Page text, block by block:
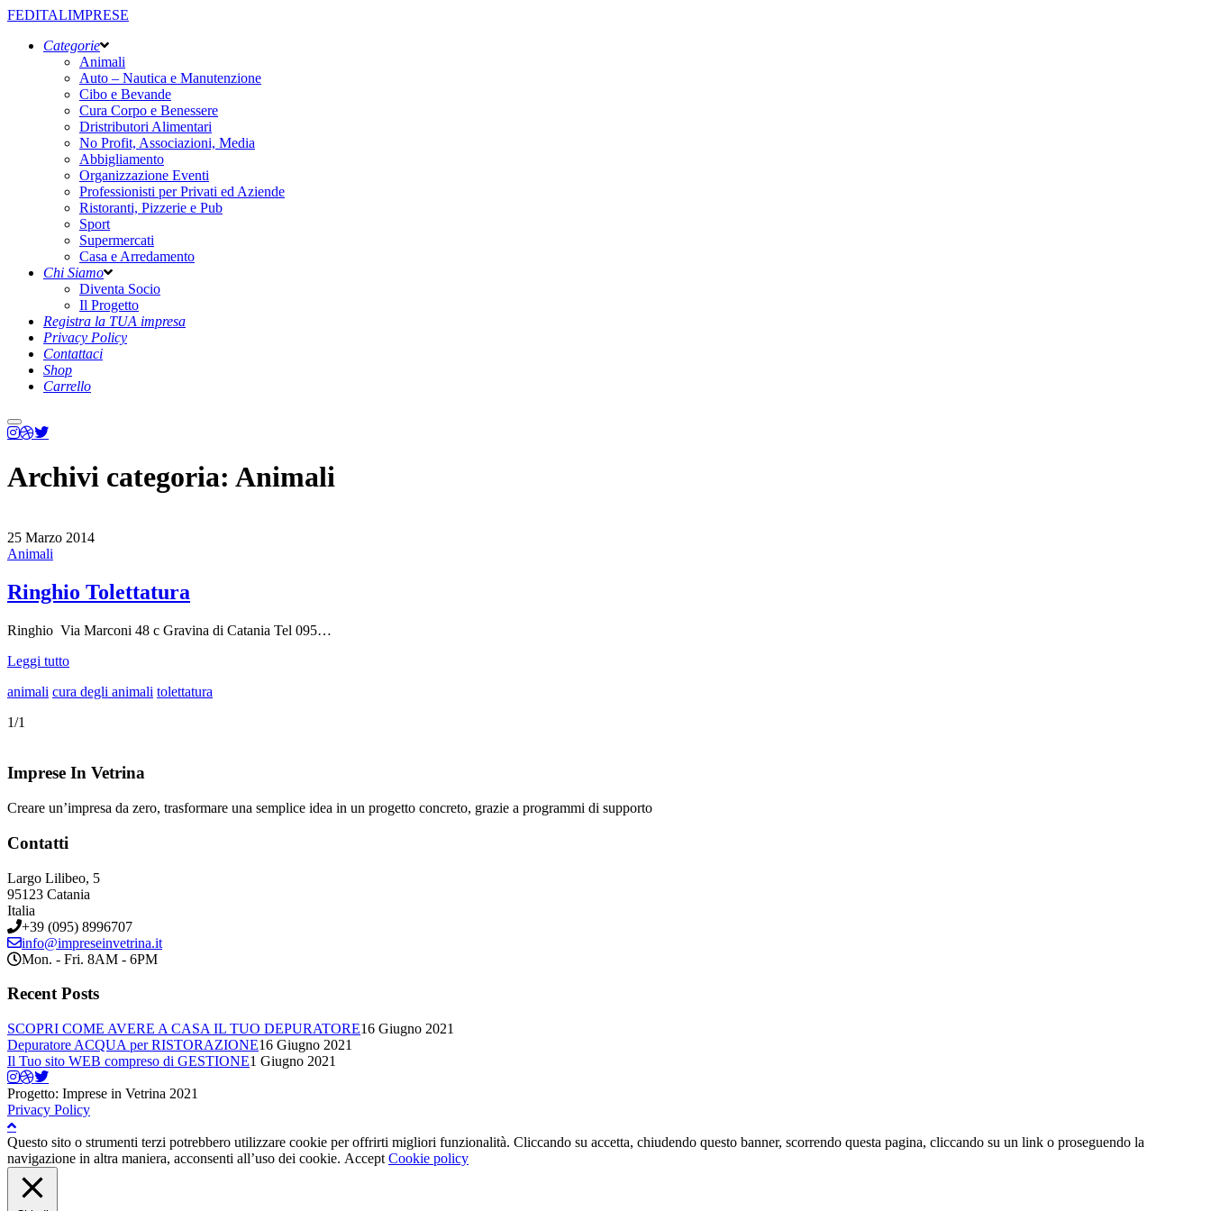
FEDITALIMPRESE
Categorie
Animali
Auto – Nautica e Manutenzione
Cibo e Bevande
Cura Corpo e Benessere
Dristributori Alimentari
No Profit, Associazioni, Media
Abbigliamento
Organizzazione Eventi
Professionisti per Privati ed Aziende
Ristoranti, Pizzerie e Pub
Sport
Supermercati
Casa e Arredamento
Chi Siamo
Diventa Socio
Il Progetto
Registra la TUA impresa
Privacy Policy
Contattaci
Shop
Carrello
Menu
principale
Archivi categoria: Animali
25 Marzo 2014
Animali
Ringhio Tolettatura
Ringhio Via Marconi 48 c Gravina di Catania Tel 095…
Leggi tutto
animali cura degli animali tolettatura
1/1
Imprese In Vetrina
Creare un’impresa da zero, trasformare una semplice idea in un progetto concreto, grazie a programmi di supporto
Contatti
Largo Lilibeo, 5
95123 Catania
Italia
+39 (095) 8996707
info@impreseinvetrina.it
Mon. - Fri. 8AM - 6PM
Recent Posts
SCOPRI COME AVERE A CASA IL TUO DEPURATORE16 Giugno 2021
Depuratore ACQUA per RISTORAZIONE16 Giugno 2021
Il Tuo sito WEB compreso di GESTIONE1 Giugno 2021
Progetto: Imprese in Vetrina 2021
Privacy Policy
Questo sito o strumenti terzi potrebbero utilizzare cookie per offrirti migliori funzionalità. Cliccando su accetta, chiudendo questo banner, scorrendo questa pagina, cliccando su un link o proseguendo la
navigazione in altra maniera, acconsenti all’uso dei cookie. Accept Cookie policy